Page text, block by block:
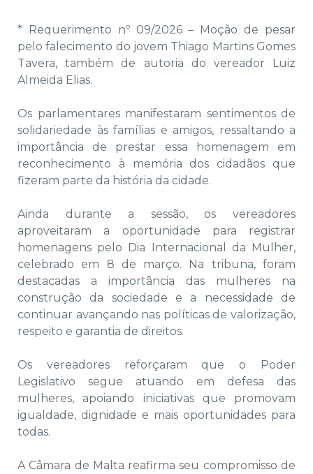
* Requerimento nº 09/2026 – Moção de pesar
pelo falecimento do jovem Thiago Martins Gomes
Tavera, também de autoria do vereador Luiz
Almeida Elias.
Os parlamentares manifestaram sentimentos de
solidariedade às famílias e amigos, ressaltando a
importância de prestar essa homenagem em
reconhecimento à memória dos cidadãos que
fizeram parte da história da cidade.
Ainda durante a sessão, os vereadores
aproveitaram a oportunidade para registrar
homenagens pelo Dia Internacional da Mulher,
celebrado em 8 de março. Na tribuna, foram
destacadas a importância das mulheres na
construção da sociedade e a necessidade de
continuar avançando nas políticas de valorização,
respeito e garantia de direitos.
Os vereadores reforçaram que o Poder
Legislativo segue atuando em defesa das
mulheres, apoiando iniciativas que promovam
igualdade, dignidade e mais oportunidades para
todas.
A Câmara de Malta reafirma seu compromisso de